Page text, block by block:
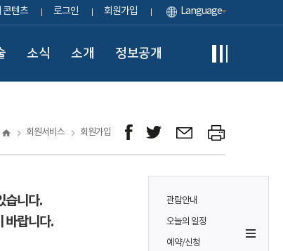
콘텐츠 로그인 회원가입 Language
소식 소개 정보공개
회원서비스 회원가입
습니다.
바랍니다.
관람안내
오늘의 일정
예약/신청